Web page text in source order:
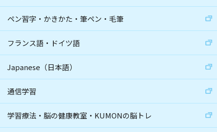
ペン習字・かきかた・筆ペン・毛筆
フランス語・ドイツ語
Japanese（日本語）
通信学習
学習療法・脳の健康教室・KUMONの脳トレ